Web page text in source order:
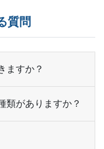
質問
ますか？
類がありますか？